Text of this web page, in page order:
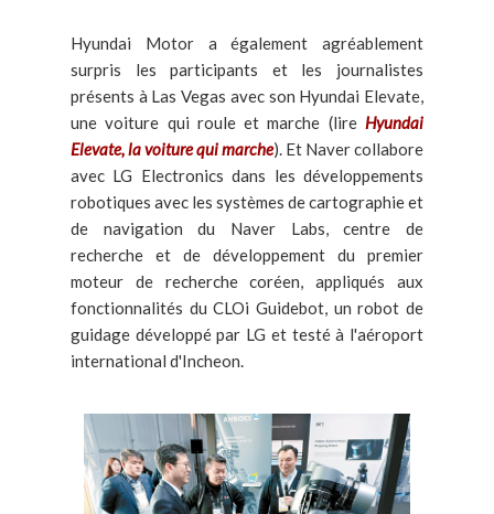
Hyundai Motor a également agréablement
surpris les participants et les journalistes
présents à Las Vegas avec son Hyundai Elevate,
une voiture qui roule et marche (lire Hyundai
Elevate, la voiture qui marche). Et Naver collabore
avec LG Electronics dans les développements
robotiques avec les systèmes de cartographie et
de navigation du Naver Labs, centre de
recherche et de développement du premier
moteur de recherche coréen, appliqués aux
fonctionnalités du CLOi Guidebot, un robot de
guidage développé par LG et testé à l'aéroport
international d'Incheon.